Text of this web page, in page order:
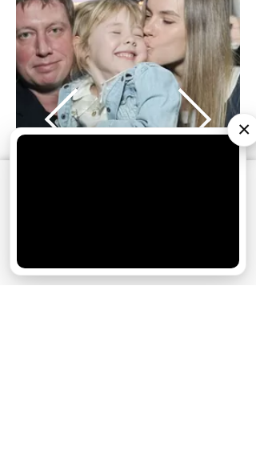
Фото: Предоставлено организаторами
мероприятия / Михаил Трухин с женой и дочерю
×